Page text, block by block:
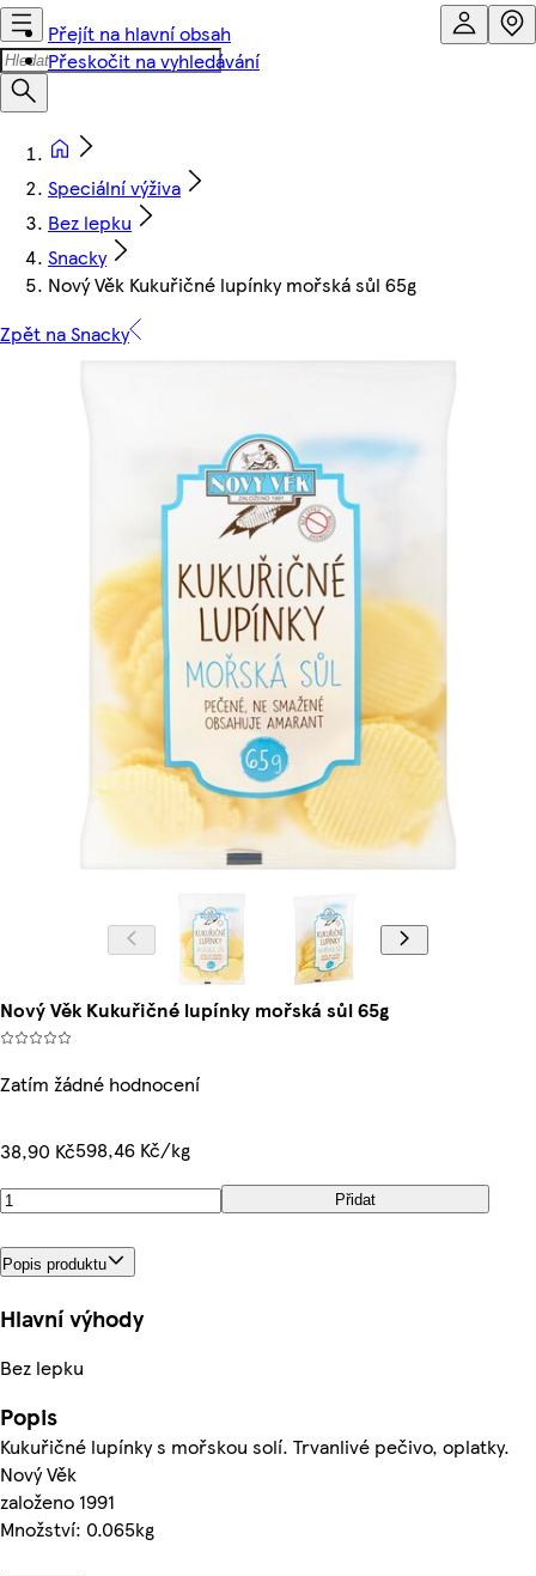
Přejít na hlavní obsah
Přeskočit na vyhledávání
Speciální výživa
Bez lepku
Snacky
Nový Věk Kukuřičné lupínky mořská sůl 65g
Zpět na Snacky
Nový Věk Kukuřičné lupínky mořská sůl 65g
Zatím žádné hodnocení
38,90 Kč598,46 Kč/kg
Přidat
Popis produktu
Hlavní výhody
Bez lepku
Popis
Kukuřičné lupínky s mořskou solí. Trvanlivé pečivo, oplatky.
Nový Věk
založeno 1991
Množství: 0.065kg